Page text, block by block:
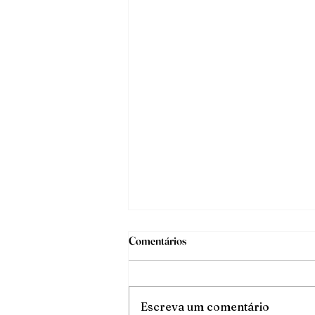
Comentários
Escreva um comentário